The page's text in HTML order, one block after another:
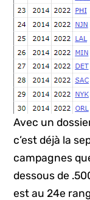
Avec un
c’est déjà la
campagnes
dessous de
est au 24e